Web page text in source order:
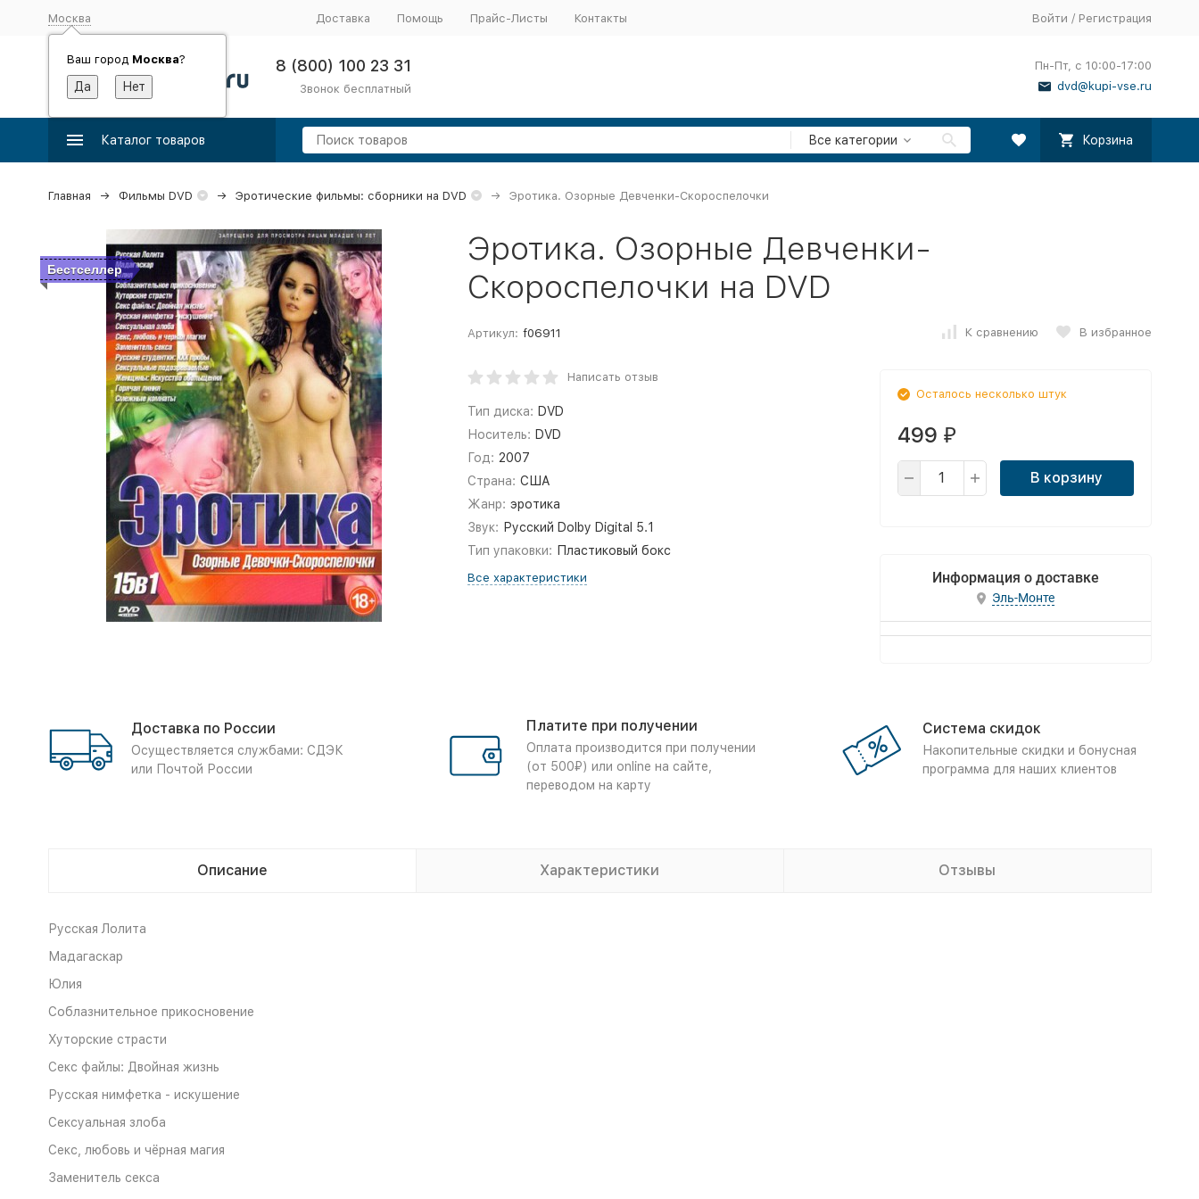
Москва
Ваш город Москва?
Доставка Помощь Прайс-Листы Контакты Войти / Регистрация
8 (800) 100 23 31
Звонок бесплатный
Пн-Пт, с 10:00-17:00
dvd@kupi-vse.ru
Каталог товаров Все категории Корзина
Главная Фильмы DVD Эротические фильмы: сборники на DVD Эротика. Озорные Девченки-Скороспелочки
Бестселлер
Эротика. Озорные Девченки-
Скороспелочки на DVD
Артикул: f06911 К сравнению В избранное
Написать отзыв
Тип диска: DVD
Носитель: DVD
Год: 2007
Страна: США
Жанр: эротика
Звук: Русский Dolby Digital 5.1
Тип упаковки: Пластиковый бокс
Все характеристики
Осталось несколько штук
499 ₽
В корзину
Информация о доставке
Эль-Монте
Доставка по России
Осуществляется службами: СДЭК
или Почтой России
Платите при получении
Оплата производится при получении
(от 500₽) или online на сайте,
переводом на карту
Система скидок
Накопительные скидки и бонусная
программа для наших клиентов
Описание Характеристики Отзывы
Русская Лолита
Мадагаскар
Юлия
Соблазнительное прикосновение
Хуторские страсти
Секс файлы: Двойная жизнь
Русская нимфетка - искушение
Сексуальная злоба
Секс, любовь и чёрная магия
Заменитель секса